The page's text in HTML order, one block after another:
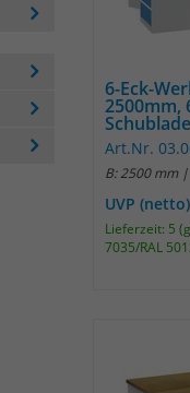
6-Eck-
2500mm,
Art.Nr.
B: 2500 mm
UVP
Lieferzeit: 5
7035/RAL